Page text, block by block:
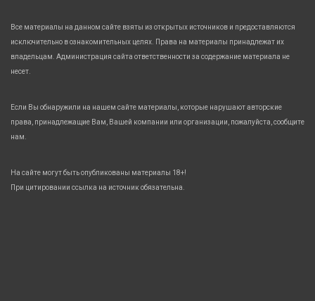
Все материалы на данном сайте взяты из открытых источников и предоставляются
исключительно в ознакомительных целях. Права на материалы принадлежат их
владельцам. Администрация сайта ответственности за содержание материала не
несет.
Если Вы обнаружили на нашем сайте материалы, которые нарушают авторские
права, принадлежащие Вам, Вашей компании или организации, пожалуйста, сообщите
нам.
На сайте могут быть опубликованы материалы 18+!
При цитировании ссылка на источник обязательна.